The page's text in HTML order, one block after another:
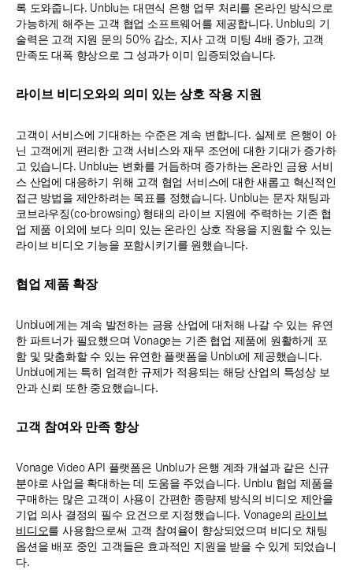
록 도와줍니다. Unblu는 대면식 은행 업무 처리를 온라인 방식으로
가능하게 해주는 고객 협업 소프트웨어를 제공합니다. Unblu의 기
술력은 고객 지원 문의 50% 감소, 지사 고객 미팅 4배 증가, 고객
만족도 대폭 향상으로 그 성과가 이미 입증되었습니다.
라이브 비디오와의 의미 있는 상호 작용 지원
고객이 서비스에 기대하는 수준은 계속 변합니다. 실제로 은행이 아
닌 고객에게 편리한 고객 서비스와 재무 조언에 대한 기대가 증가하
고 있습니다. Unblu는 변화를 거듭하며 증가하는 온라인 금융 서비
스 산업에 대응하기 위해 고객 협업 서비스에 대한 새롭고 혁신적인
접근 방법을 제안하려는 목표를 정했습니다. Unblu는 문자 채팅과
코브라우징(co-browsing) 형태의 라이브 지원에 주력하는 기존 협
업 제품 이외에 보다 의미 있는 온라인 상호 작용을 지원할 수 있는
라이브 비디오 기능을 포함시키기를 원했습니다.
협업 제품 확장
Unblu에게는 계속 발전하는 금융 산업에 대처해 나갈 수 있는 유연
한 파트너가 필요했으며 Vonage는 기존 협업 제품에 원활하게 포
함 및 맞춤화할 수 있는 유연한 플랫폼을 Unblu에 제공했습니다.
Unblu에게는 특히 엄격한 규제가 적용되는 해당 산업의 특성상 보
안과 신뢰 또한 중요했습니다.
고객 참여와 만족 향상
Vonage Video API 플랫폼은 Unblu가 은행 계좌 개설과 같은 신규
분야로 사업을 확대하는 데 도움을 주었습니다. Unblu 협업 제품을
구매하는 많은 고객이 사용이 간편한 종량제 방식의 비디오 제안을
기업 의사 결정의 필수 요건으로 지정했습니다. Vonage의 라이브
비디오를 사용함으로써 고객 참여율이 향상되었으며 비디오 채팅
옵션을 배포 중인 고객들은 효과적인 지원을 받을 수 있게 되었습니
다.